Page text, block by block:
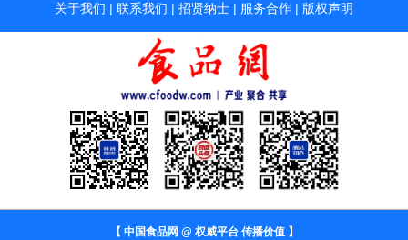
关于我们 | 联系我们 | 招贤纳士 | 服务合作 | 版权声明
【 中国食品网 @ 权威平台 传播价值 】